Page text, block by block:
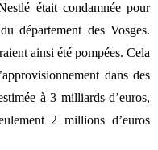
était condamnée pour
département des Vosges.
ainsi été pompées. Cela
dans des
à 3 milliards d’euros,
2 millions d’euros